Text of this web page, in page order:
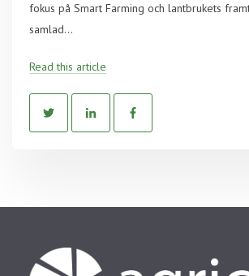
fokus på Smart Farming och lantbrukets
samlad...
Read this article